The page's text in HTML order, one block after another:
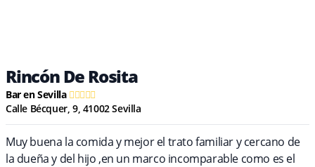
Rincón De Rosita
Bar en Sevilla
Calle Bécquer, 9, 41002 Sevilla
Muy buena la comida y mejor el trato familiar y cercano de
la dueña y del hijo ,en un marco incomparable como es el